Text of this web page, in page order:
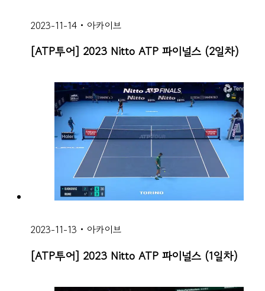
2023-11-14 • 아카이브
[ATP투어] 2023 Nitto ATP 파이널스 (2일차)
2023-11-13 • 아카이브
[ATP투어] 2023 Nitto ATP 파이널스 (1일차)